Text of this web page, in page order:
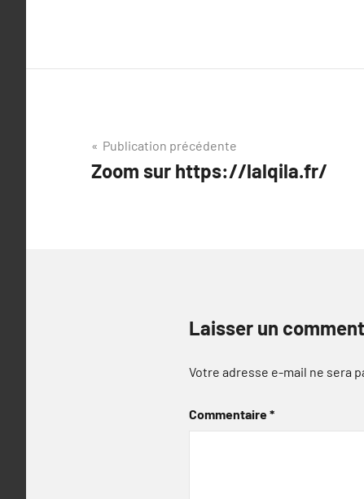
Navigation
de
Publication précédente
Zoom sur https://lalqila.fr/
Laisser un
Votre adresse e-mail ne sera
Commentaire*